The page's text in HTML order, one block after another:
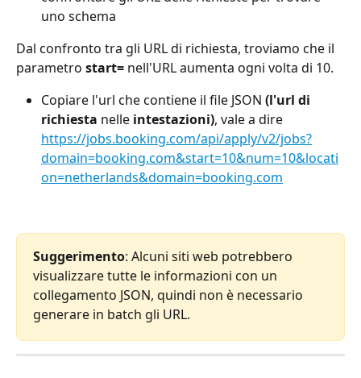
uno schema
Dal confronto tra gli URL di richiesta, troviamo che il
parametro start= nell'URL aumenta ogni volta di 10.
Copiare l'url che contiene il file JSON (l'url di
richiesta nelle intestazioni), vale a dire
https://jobs.booking.com/api/apply/v2/jobs?
domain=booking.com&start=10&num=10&locati
on=netherlands&domain=booking.com
Suggerimento: Alcuni siti web potrebbero
visualizzare tutte le informazioni con un
collegamento JSON, quindi non è necessario
generare in batch gli URL.